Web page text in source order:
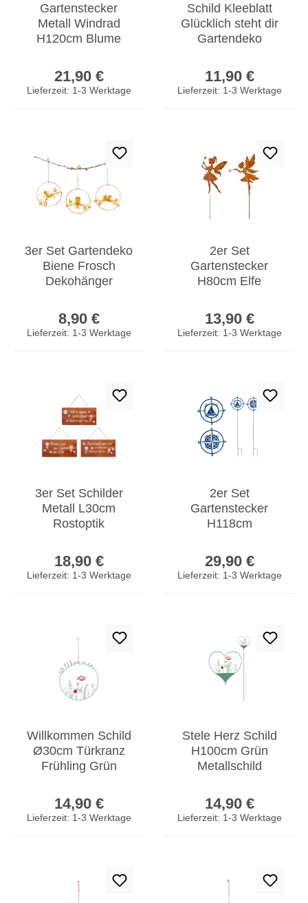
Gartenstecker
Metall Windrad
H120cm Blume
Windmühle
Windspiel
21,90 €
Lieferzeit: 1-3 Werktage
Schild Kleeblatt
Glücklich steht dir
Gartendeko
Wandbild Rostdeko
11,90 €
Lieferzeit: 1-3 Werktage
3er Set Gartendeko
Biene Frosch
Dekohänger
Rostdeko zum
Hängen Deko
8,90 €
Lieferzeit: 1-3 Werktage
2er Set
Gartenstecker
H80cm Elfe
Gartendeko
Edelrost Deko
13,90 €
Lieferzeit: 1-3 Werktage
3er Set Schilder
Metall L30cm
Rostoptik
Sprüche Wandbild
Gartenschild
18,90 €
Lieferzeit: 1-3 Werktage
2er Set
Gartenstecker
H118cm
Metall Garten-Deko
Windrose Stele
29,90 €
Lieferzeit: 1-3 Werktage
Willkommen Schild
Ø30cm Türkranz
Frühling Grün
Wandbild Deko
14,90 €
Lieferzeit: 1-3 Werktage
Stele Herz Schild
H100cm Grün
Metallschild
Garten-Deko
Gartenstele
14,90 €
Lieferzeit: 1-3 Werktage